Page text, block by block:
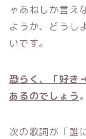
ゃあねしか言え
ようか、どうし
いです。
恐らく、「好き
あるのでしょう。
次の歌詞が「誰